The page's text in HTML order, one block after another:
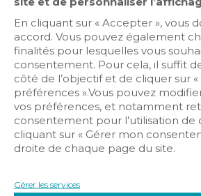
En cliquant sur « Accepter », vous
accord. Vous pouvez également
finalités pour lesquelles vous
consentement. Pour cela, il suffit
côté de l’objectif et de cliquer sur «
préférences ».Vous pouvez
vos préférences, et notamment
consentement pour l’utilisation de
cliquant sur « Gérer mon
droite de chaque page du site.
Gérer les services
Tweets by
Cliquez sur « J’accepte »
Twitter
Politique de
J’accepte